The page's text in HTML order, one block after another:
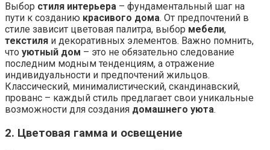
Выбор стиля интерьера – фундаментальный шаг на
пути к созданию красивого дома. От предпочтений в
стиле зависит цветовая палитра, выбор мебели,
текстиля и декоративных элементов. Важно помнить,
что уютный дом – это не обязательно следование
последним модным тенденциям, а отражение
индивидуальности и предпочтений жильцов.
Классический, минималистический, скандинавский,
прованс – каждый стиль предлагает свои уникальные
возможности для создания домашнего уюта.
2. Цветовая гамма и освещение